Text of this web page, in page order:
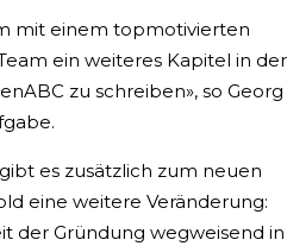
mit einem topmotivierten
ein weiteres Kapitel in der
zu schreiben», so Georg
es zusätzlich zum neuen
eine weitere Veränderung:
der Gründung wegweisend in